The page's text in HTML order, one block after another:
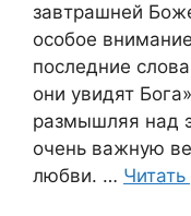
завтрашней
особое
последние
они увидят
размышляя над
очень важную
любви. …